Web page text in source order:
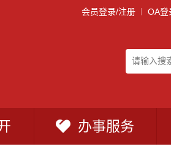
会员登录/注册 OA登
办事服务